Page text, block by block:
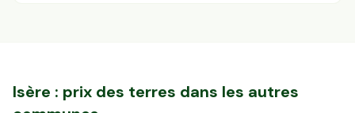
Isère : prix des terres dans les autres